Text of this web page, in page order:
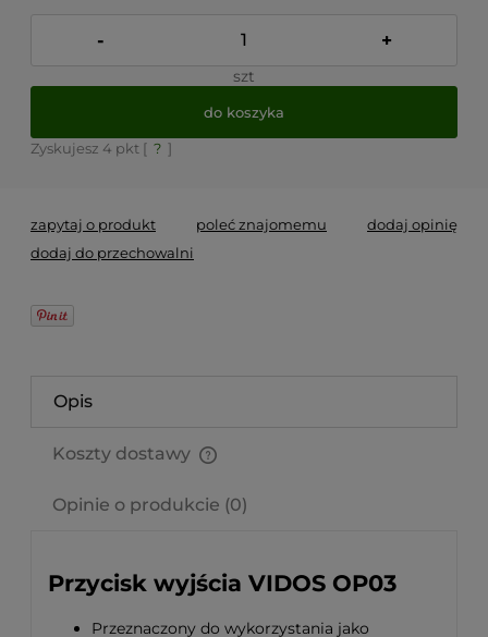
- +
szt
do koszyka
Zyskujesz 4 pkt [ ? ]
zapytaj o produkt poleć znajomemu
dodaj opinię
dodaj do przechowalni
Opis
Koszty dostawy
Opinie o produkcie (0)
Przycisk wyjścia VIDOS OP03
Przeznaczony do wykorzystania jako